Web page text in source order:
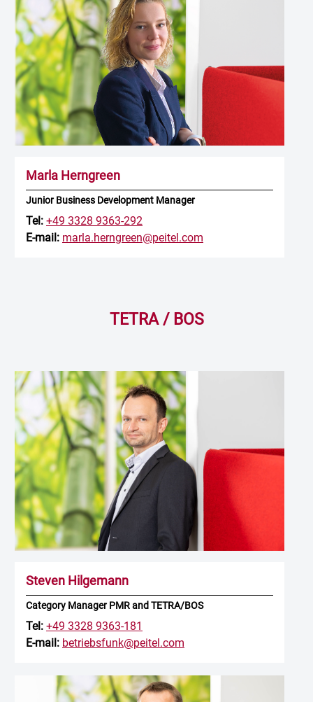
Marla Herngreen
Junior Business Development Manager
Tel: +49 3328 9363-292
E-mail: marla.herngreen@peitel.com
TETRA / BOS
Steven Hilgemann
Category Manager PMR and TETRA/BOS
Tel: +49 3328 9363-181
E-mail: betriebsfunk@peitel.com